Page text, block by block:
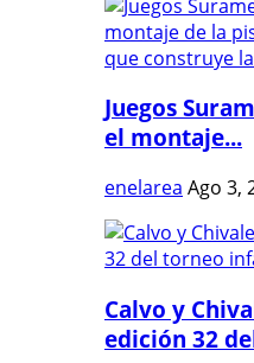
Juegos
el montaje...
enelarea Ago 3,
Calvo y
edición 32